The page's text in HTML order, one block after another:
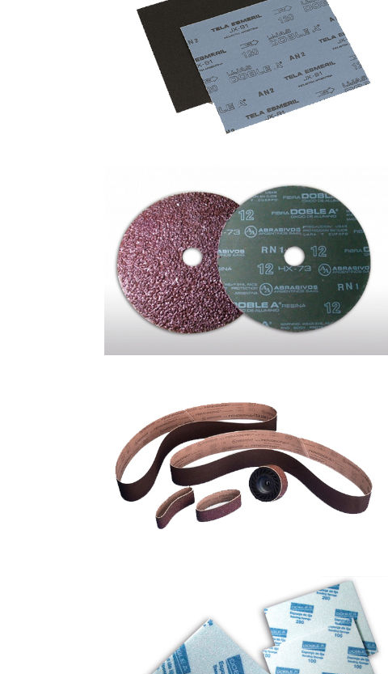
HOJAS TELA ESMERIL DOBLE A
DISCOS DE FIBRA
BANDAS DE TELA
ESPONJAS ABRASIVAS